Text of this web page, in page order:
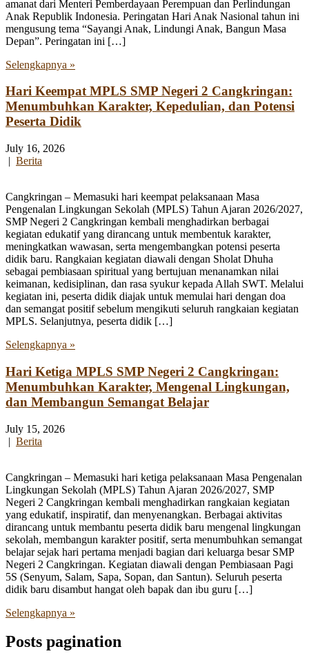
amanat dari Menteri Pemberdayaan Perempuan dan Perlindungan
Anak Republik Indonesia. Peringatan Hari Anak Nasional tahun ini
mengusung tema “Sayangi Anak, Lindungi Anak, Bangun Masa
Depan”. Peringatan ini […]
Selengkapnya »
Hari Keempat MPLS SMP Negeri 2 Cangkringan:
Menumbuhkan Karakter, Kepedulian, dan Potensi
Peserta Didik
July 16, 2026
| Berita
Cangkringan – Memasuki hari keempat pelaksanaan Masa
Pengenalan Lingkungan Sekolah (MPLS) Tahun Ajaran 2026/2027,
SMP Negeri 2 Cangkringan kembali menghadirkan berbagai
kegiatan edukatif yang dirancang untuk membentuk karakter,
meningkatkan wawasan, serta mengembangkan potensi peserta
didik baru. Rangkaian kegiatan diawali dengan Sholat Dhuha
sebagai pembiasaan spiritual yang bertujuan menanamkan nilai
keimanan, kedisiplinan, dan rasa syukur kepada Allah SWT. Melalui
kegiatan ini, peserta didik diajak untuk memulai hari dengan doa
dan semangat positif sebelum mengikuti seluruh rangkaian kegiatan
MPLS. Selanjutnya, peserta didik […]
Selengkapnya »
Hari Ketiga MPLS SMP Negeri 2 Cangkringan:
Menumbuhkan Karakter, Mengenal Lingkungan,
dan Membangun Semangat Belajar
July 15, 2026
| Berita
Cangkringan – Memasuki hari ketiga pelaksanaan Masa Pengenalan
Lingkungan Sekolah (MPLS) Tahun Ajaran 2026/2027, SMP
Negeri 2 Cangkringan kembali menghadirkan rangkaian kegiatan
yang edukatif, inspiratif, dan menyenangkan. Berbagai aktivitas
dirancang untuk membantu peserta didik baru mengenal lingkungan
sekolah, membangun karakter positif, serta menumbuhkan semangat
belajar sejak hari pertama menjadi bagian dari keluarga besar SMP
Negeri 2 Cangkringan. Kegiatan diawali dengan Pembiasaan Pagi
5S (Senyum, Salam, Sapa, Sopan, dan Santun). Seluruh peserta
didik baru disambut hangat oleh bapak dan ibu guru […]
Selengkapnya »
Posts pagination